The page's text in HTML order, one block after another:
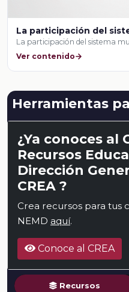
La participación del
La participación del sistema
Ver contenido
Herramientas
¿Ya conoces al
Recursos
Dirección
CREA ?
Crea recursos para tus
NEMD aquí.
Conoce al CREA
Recursos